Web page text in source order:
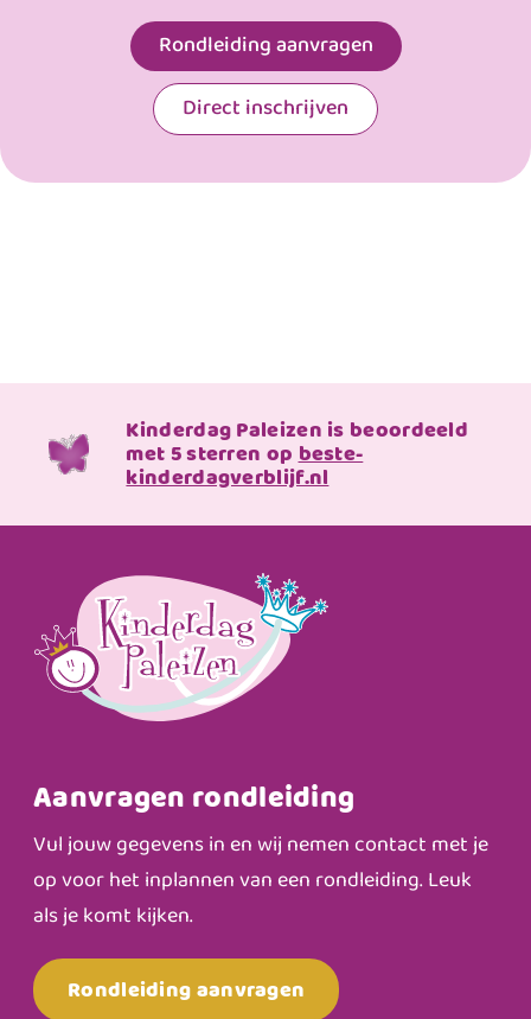
Rondleiding aanvragen
Direct inschrijven
Kinderdag Paleizen is beoordeeld
met 5 sterren opbeste-
kinderdagverblijf.nl
Aanvragen rondleiding
Vul jouw gegevens in en wij nemen contact met je
op voor het inplannen van een rondleiding. Leuk
als je komt kijken.
Rondleiding aanvragen